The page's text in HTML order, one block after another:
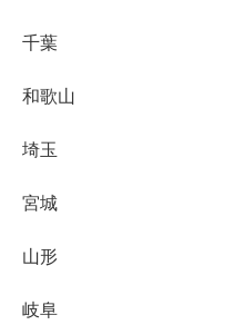
千葉
和歌山
埼玉
宮城
山形
岐阜